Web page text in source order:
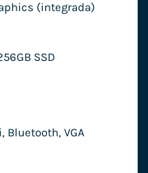
(integrada)
SSD
Bluetooth, VGA